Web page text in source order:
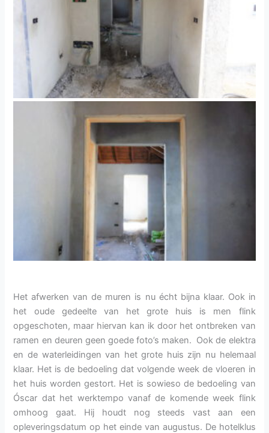
Het afwerken van de muren is nu écht bijna klaar. Ook in
het oude gedeelte van het grote huis is men flink
opgeschoten, maar hiervan kan ik door het ontbreken van
ramen en deuren geen goede foto’s maken. Ook de elektra
en de waterleidingen van het grote huis zijn nu helemaal
klaar. Het is de bedoeling dat volgende week de vloeren in
het huis worden gestort. Het is sowieso de bedoeling van
Óscar dat het werktempo vanaf de komende week flink
omhoog gaat. Hij houdt nog steeds vast aan een
opleveringsdatum op het einde van augustus. De hotelklus